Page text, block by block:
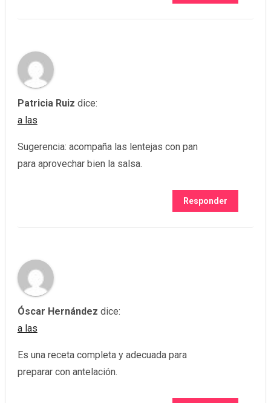
Patricia Ruiz dice:
a las
Sugerencia: acompaña las lentejas con pan
para aprovechar bien la salsa.
Responder
Óscar Hernández dice:
a las
Es una receta completa y adecuada para
preparar con antelación.